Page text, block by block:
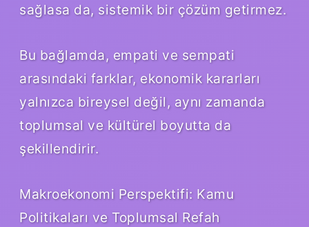
sağlasa da, sistemik bir çözüm getirmez.
Bu bağlamda, empati ve sempati
arasındaki farklar, ekonomik kararları
yalnızca bireysel değil, aynı zamanda
toplumsal ve kültürel boyutta da
şekillendirir.
Makroekonomi Perspektifi: Kamu
Politikaları ve Toplumsal Refah